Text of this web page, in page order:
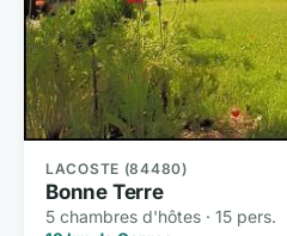
LACOSTE (84480)
Bonne Terre
5 chambres d'hôtes · 15 pers.